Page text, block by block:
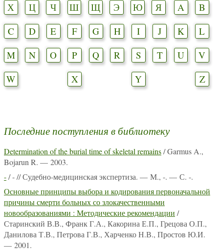
Х
Ц Ч Ш Щ Э Ю Я A
B
C
D E F G H I J K
L
M
N O P Q R S T U
V
W
X Y Z
Последние поступления в библиотеку
Determination of the burial time of skeletal remains/ Garmus A.,
Bojarun R. — 2003.
-/ - // Судебно-медицинская экспертиза. — М., -. — С. -.
Основные принципы выбора и кодирования первоначальной
причины смерти больных со злокачественными
новообразованиями : Методические рекомендации /
Старинский В.В., Франк Г.А., Какорина Е.П., Грецова О.П.,
Данилова Т.В., Петрова Г.В., Харченко Н.В., Простов Ю.И.
— 2001.